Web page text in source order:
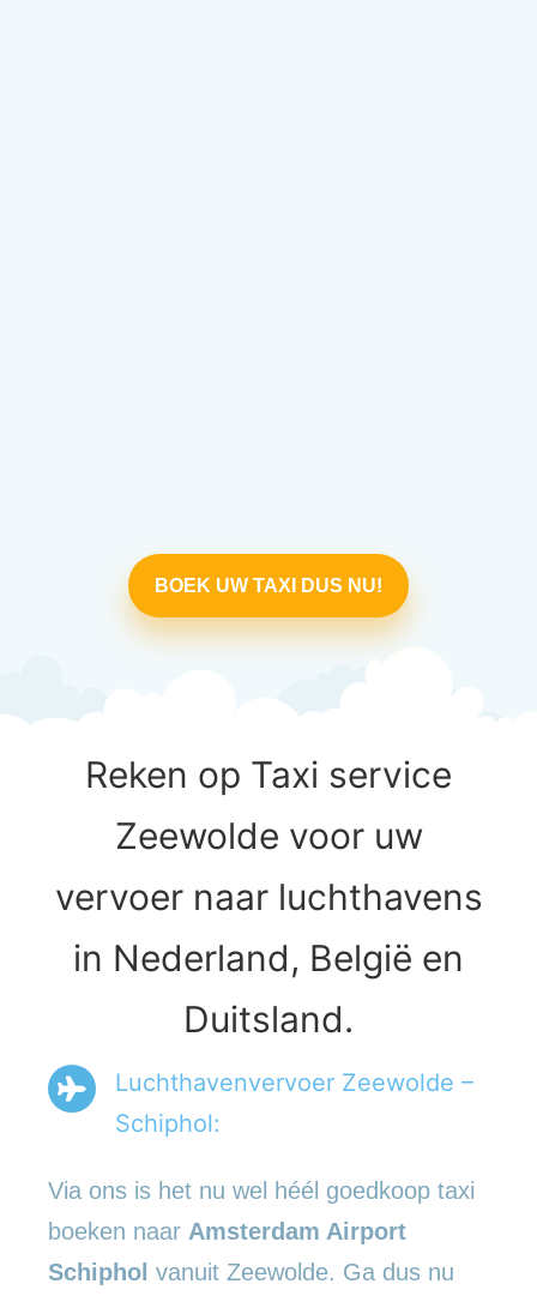
BOEK UW TAXI DUS NU!
Reken op Taxi service
Zeewolde voor uw
vervoer naar luchthavens
in Nederland, België en
Duitsland.
Luchthavenvervoer Zeewolde –
Schiphol:
Via ons is het nu wel héél goedkoop taxi
boeken naar Amsterdam Airport
Schiphol vanuit Zeewolde. Ga dus nu